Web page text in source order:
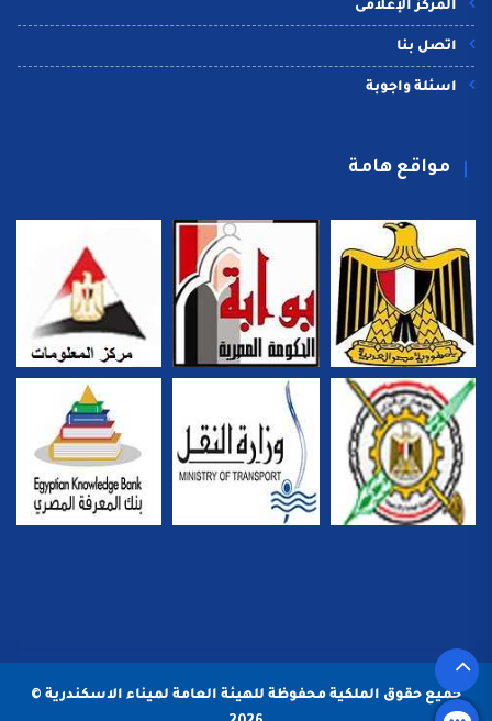
المركز الإعلامى
اتصل بنا
اسئلة واجوبة
مواقع هامة
جميع حقوق الملكية محفوظة للهيئة العامة لميناء الاسكندرية ©